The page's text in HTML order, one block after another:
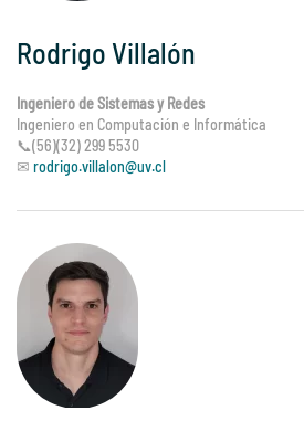
Rodrigo Villalón
Ingeniero de Sistemas y Redes
Ingeniero en Computación e Informática
📞(56)(32) 299 5530
✉ rodrigo.villalon@uv.cl